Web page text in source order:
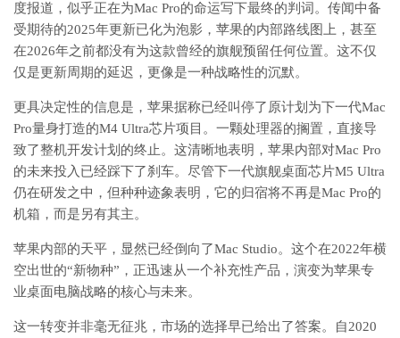
度报道，似乎正在为Mac Pro的命运写下最终的判词。传闻中备
受期待的2025年更新已化为泡影，苹果的内部路线图上，甚至
在2026年之前都没有为这款曾经的旗舰预留任何位置。这不仅
仅是更新周期的延迟，更像是一种战略性的沉默。
更具决定性的信息是，苹果据称已经叫停了原计划为下一代Mac
Pro量身打造的M4 Ultra芯片项目。一颗处理器的搁置，直接导
致了整机开发计划的终止。这清晰地表明，苹果内部对Mac Pro
的未来投入已经踩下了刹车。尽管下一代旗舰桌面芯片M5 Ultra
仍在研发之中，但种种迹象表明，它的归宿将不再是Mac Pro的
机箱，而是另有其主。
苹果内部的天平，显然已经倒向了Mac Studio。这个在2022年横
空出世的“新物种”，正迅速从一个补充性产品，演变为苹果专
业桌面电脑战略的核心与未来。
这一转变并非毫无征兆，市场的选择早已给出了答案。自2020